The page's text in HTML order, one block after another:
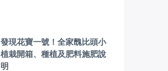
發現花寶一號！全家醜比頭小
植栽開箱、種植及肥料施肥說
明